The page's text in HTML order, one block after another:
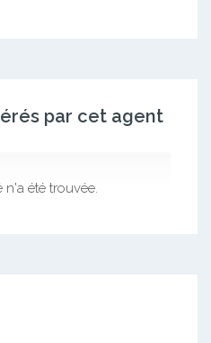
par cet agent
été trouvée.